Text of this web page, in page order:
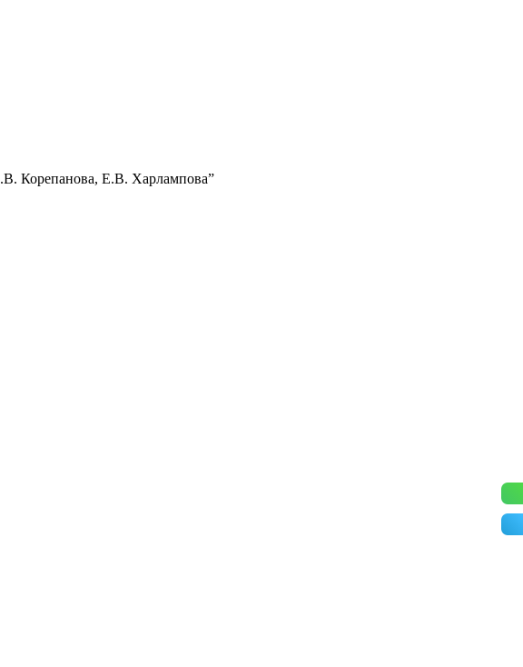
Корепанова, Е.В. Харлампова”